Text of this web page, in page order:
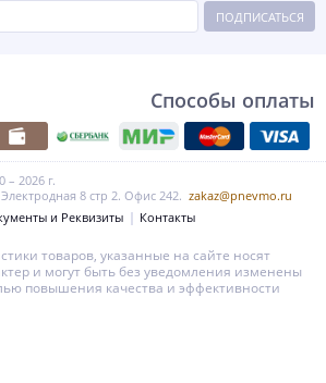
ПОДПИСАТЬСЯ
Способы оплаты
2026 г.
8 стр 2. Офис 242. zakaz@pnevmo.ru
и Реквизиты Контакты
товаров, указанные на сайте носят
и могут быть без уведомления изменены
повышения качества и эффективности